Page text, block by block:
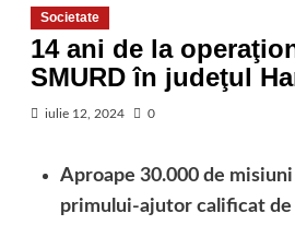
Societate
14 ani de la
SMURD în judeţul
iulie 12, 2024 0
Aproape 30.000 de
primului-ajutor calificat de